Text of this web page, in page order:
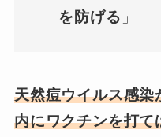
を防げる 」
天然痘ウイルス感
内にワクチンを打て